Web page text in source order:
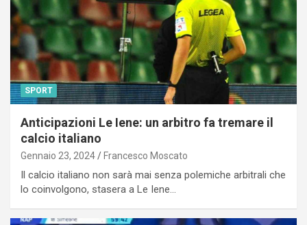
SPORT
Anticipazioni Le Iene: un arbitro fa tremare il
calcio italiano
Gennaio 23, 2024 Francesco Moscato
Il calcio italiano non sarà mai senza polemiche arbitrali che
lo coinvolgono, stasera a Le Iene…